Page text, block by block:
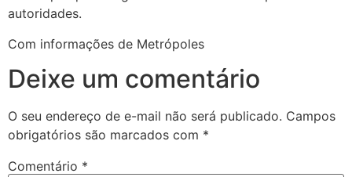
autoridades.
Com informações de Metrópoles
Deixe um comentário
O seu endereço de e-mail não será publicado. Campos
obrigatórios são marcados com *
Comentário *